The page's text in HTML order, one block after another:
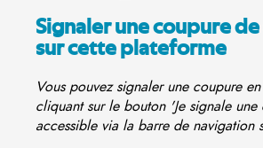
Signaler une coupure
sur cette plateforme
Vous pouvez signaler une coupure
cliquant sur le bouton 'Je signale
accessible via la barre de navigation